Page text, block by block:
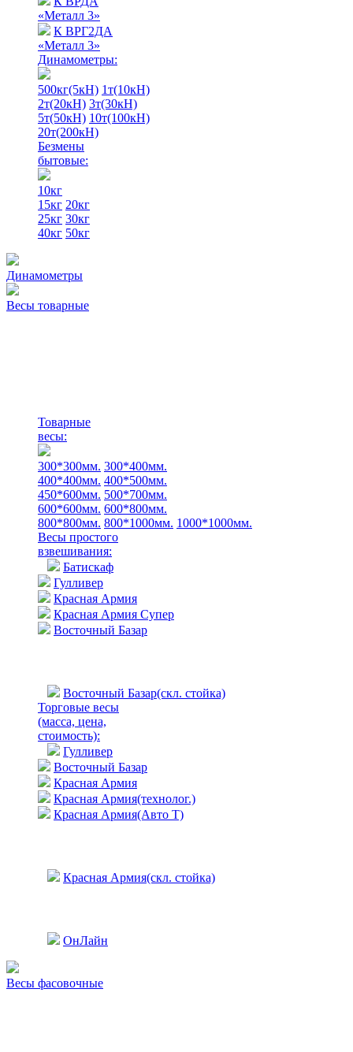
«Металл 3»
К ВРГ2ДА
«Металл 3»
Динамометры:
500кг(5кН) 1т(10кН)
2т(20кН) 3т(30кН)
5т(50кН) 10т(100кН)
20т(200кН)
Безмены
бытовые:
10кг
15кг 20кг
25кг 30кг
40кг 50кг
Динамометры
Весы товарные
Товарные
весы:
300*300мм. 300*400мм.
400*400мм. 400*500мм.
450*600мм. 500*700мм.
600*600мм. 600*800мм.
800*800мм. 800*1000мм. 1000*1000мм.
Весы простого
взвешивания:
Батискаф
Гулливер
Красная Армия
Красная Армия Супер
Восточный Базар
Восточный Базар(скл. стойка)
Торговые весы
(масса, цена,
стоимость):
Гулливер
Восточный Базар
Красная Армия
Красная Армия(технолог.)
Красная Армия(Авто Т)
Красная Армия(скл. стойка)
ОнЛайн
Весы фасовочные